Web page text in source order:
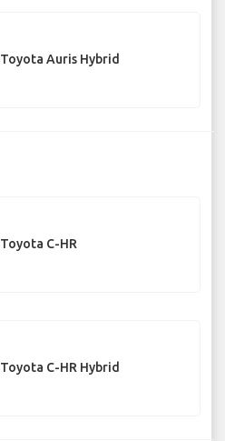
Toyota Auris Hybrid
Toyota C-HR
Toyota C-HR Hybrid